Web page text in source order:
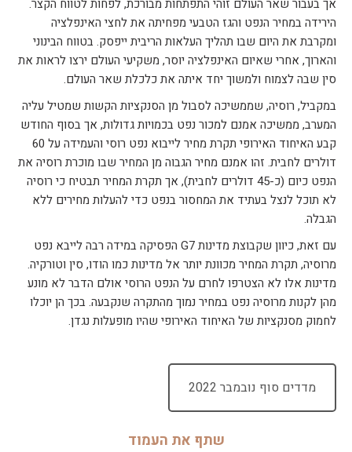
אך בעבור שאר העולם זוהי התפתחות מבורכת, לפחות לטווח הקצר.
הירידה במחיר הנפט והגז הטבעי מפחיתה את לחצי האינפלציה
ומקרבת את היום שבו תהליך העלאות הריבית ייפסק. בטווח הבינוני
והארוך, אחרי שאיום האינפלציה יוסר, משקיעי העולם ירצו לראות את
סין שבה לצמוח ולמשוך יחד איתה את כלכלת שאר העולם.
במקביל, רוסיה, שממשיכה לסבול מן הסנקציות הקשות שמטיל עליה
המערב, ממשיכה אמנם למכור נפט בכמויות גדולות, אך בסוף החודש
קבע האיחוד האירופי תקרת מחיר לייבוא נפט רוסי והעמידה על 60
דולרים לחבית. זהו אמנם מחיר הגבוה מן המחיר שבו מוכרת רוסיה את
הנפט כיום (כ-45 דולרים לחבית), אך תקרת המחיר תבטיח כי רוסיה
לא תוכל לנצל בעתיד את המחסור בנפט כדי להעלות מחירים ללא
הגבלה.
עם זאת, כיוון שקבוצת מדינות G7 הפסיקה במידה רבה לייבא נפט
מרוסיה, תקרת המחיר מכוונת יותר אל מדינות כמו הודו, סין וטורקיה.
מדינות אלו לא הצטרפו לחרם על הנפט הרוסי אולם הדבר לא מונע
מהן לקנות מרוסיה נפט במחיר נמוך מהתקרה שנקבעה. בכך הן יוכלו
לחמוק מסנקציות של האיחוד האירופי שהיו מופעלות נגדן.
מדדים סוף נובמבר 2022
שתף את העמוד